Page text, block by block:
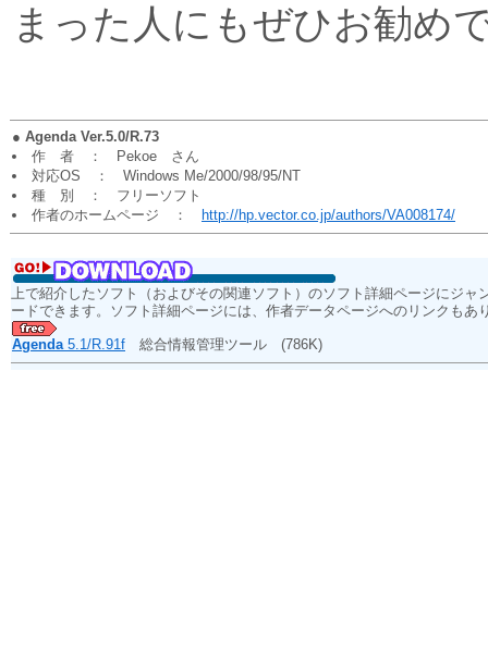
まった人にもぜひお勧め
● Agenda Ver.5.0/R.73
作 者 ： Pekoe さん
対応OS ： Windows Me/2000/98/95/NT
種 別 ： フリーソフト
作者のホームページ ：
http://hp.vector.co.jp/authors/VA008174/
上で紹介したソフト（およびその関連ソフト）のソフト詳細ページにジ
ードできます。ソフト詳細ページには、作者データページへのリンクもあ
Agenda5.1/R.91f 総合情報管理ツール (786K)